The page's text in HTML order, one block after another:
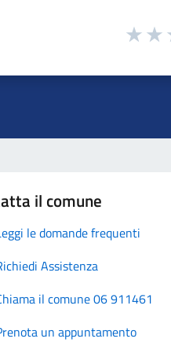
il comune
le domande frequenti
Assistenza
il comune 06 911461
un appuntamento